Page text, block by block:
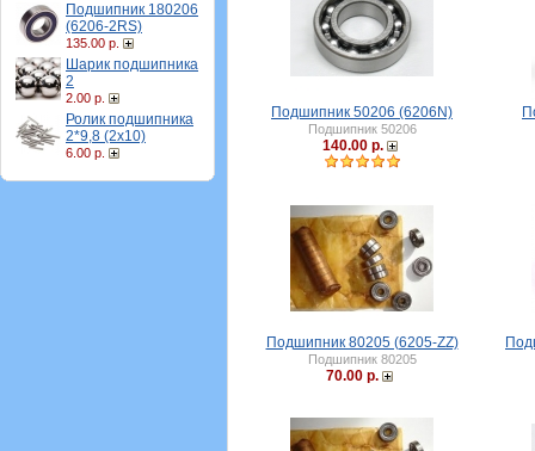
Подшипник 180206
(6206-2RS)
135.00 р.
Шарик подшипника
2
2.00 р.
Ролик подшипника
2*9,8 (2х10)
6.00 р.
Подшипник 50206 (6206N)
Подшипник 50206
140.00 р.
Подшипник 80205 (6205-ZZ)
Подшипник 80205
70.00 р.